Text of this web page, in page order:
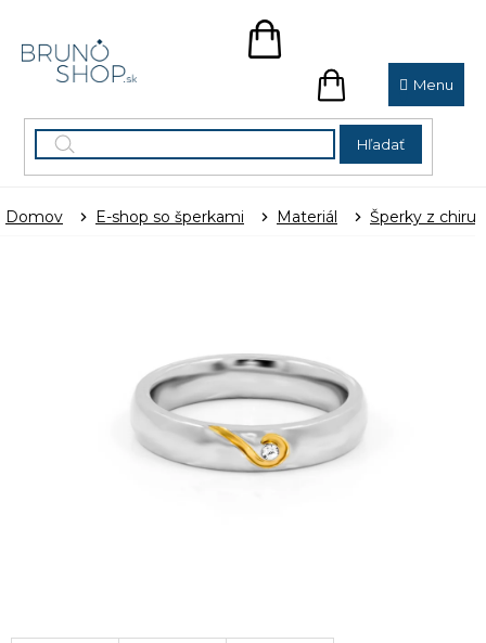
obsah
Hľadať
NÁKUPNÝ
NÁKUPNÝ
KOŠÍK
Domov E-shop so šperkami Materiál Šperky z